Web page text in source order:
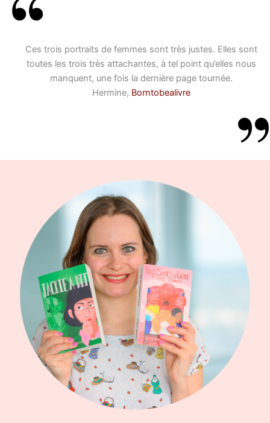
Ces trois portraits de femmes sont très justes. Elles sont
toutes les trois très attachantes, à tel point qu’elles nous
manquent, une fois la dernière page tournée.
Hermine, Borntobealivre